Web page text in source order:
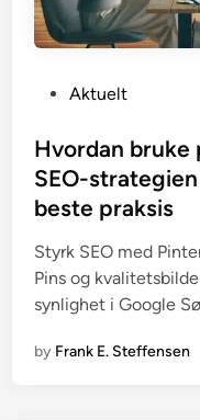
s
t
e
i
n
Aktuelt
Hvordan
SEO-
beste praksis
Styrk SEO med
Pins og
synlighet i Google
by Frank E. Steffensen